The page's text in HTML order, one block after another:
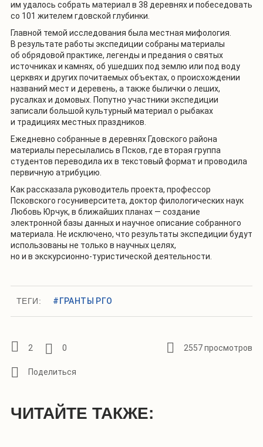
им удалось собрать материал в 38 деревнях и побеседовать
со 101 жителем гдовской глубинки.
Главной темой исследования была местная мифология.
В результате работы экспедиции собраны материалы
об обрядовой практике, легенды и предания о святых
источниках и камнях, об ушедших под землю или под воду
церквях и других почитаемых объектах, о происхождении
названий мест и деревень, а также былички о леших,
русалках и домовых. Попутно участники экспедиции
записали большой культурный материал о рыбаках
и традициях местных праздников.
Ежедневно собранные в деревнях Гдовского района
материалы пересылались в Псков, где вторая группа
студентов переводила их в текстовый формат и проводила
первичную атрибуцию.
Как рассказала руководитель проекта, профессор
Псковского госуниверситета, доктор филологических наук
Любовь Юрчук, в ближайших планах — создание
электронной базы данных и научное описание собранного
материала. Не исключено, что результаты экспедиции будут
использованы не только в научных целях,
но и в экскурсионно-туристической деятельности.
ТЕГИ: #ГРАНТЫ РГО
2 0 2557 просмотров
ЧИТАЙТЕ ТАКЖЕ: